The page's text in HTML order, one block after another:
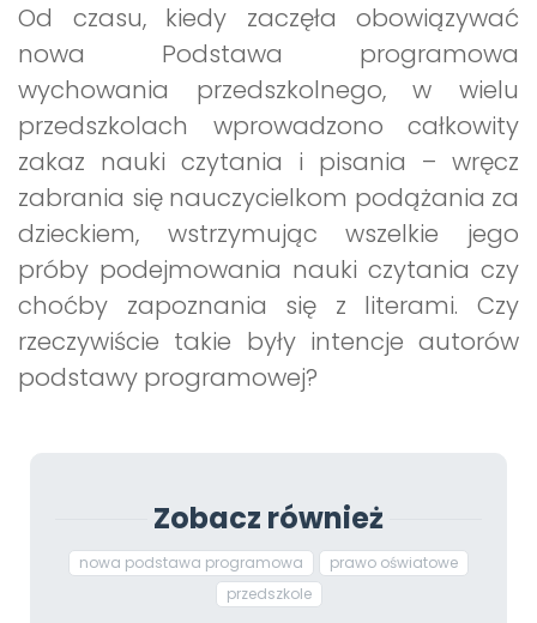
Od czasu, kiedy zaczęła obowiązywać
nowa Podstawa programowa
wychowania przedszkolnego, w wielu
przedszkolach wprowadzono całkowity
zakaz nauki czytania i pisania – wręcz
zabrania się nauczycielkom podążania za
dzieckiem, wstrzymując wszelkie jego
próby podejmowania nauki czytania czy
choćby zapoznania się z literami. Czy
rzeczywiście takie były intencje autorów
podstawy programowej?
Zobacz również
nowa podstawa programowa
prawo oświatowe
przedszkole